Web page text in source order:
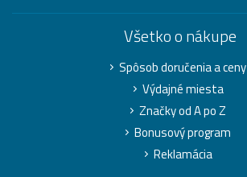
Všetko o nákupe
Spôsob doručenia a ceny
Výdajné miesta
Značky od A po Z
Bonusový program
Reklamácia